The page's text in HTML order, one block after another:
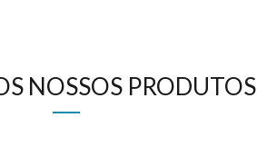
NOSSOS PRODUTOS